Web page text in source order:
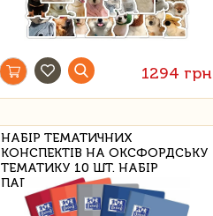
1294 грн
НАБІР ТЕМАТИЧНИХ
КОНСПЕКТІВ НА ОКСФОРДСЬКУ
ТЕМАТИКУ 10 ШТ. НАБІР
ПАПЕРУ 90Г